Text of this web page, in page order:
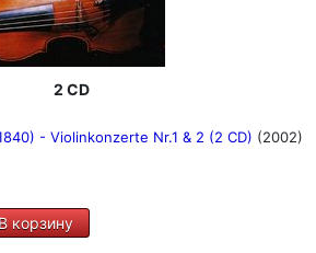
2 CD
- Violinkonzerte Nr.1 & 2 (2 CD) (2002)
корзину